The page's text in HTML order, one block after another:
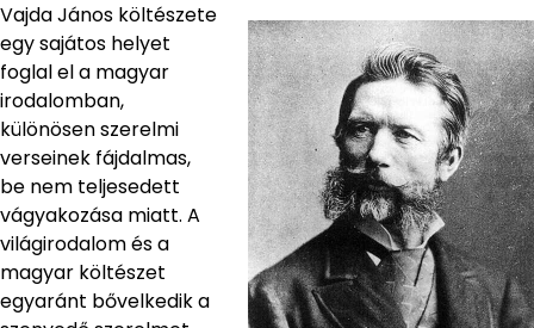
Vajda János költészete
egy sajátos helyet
foglal el a magyar
irodalomban,
különösen szerelmi
verseinek fájdalmas,
be nem teljesedett
vágyakozása miatt. A
világirodalom és a
magyar költészet
egyaránt bővelkedik a